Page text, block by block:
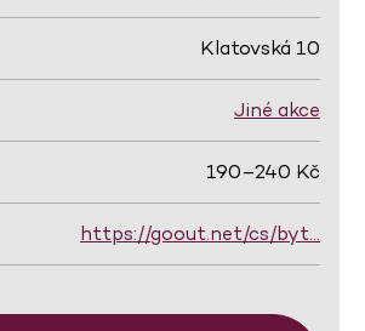
Klatovská 10
Jiné akce
190–240 Kč
https://goout.net/cs/byt…